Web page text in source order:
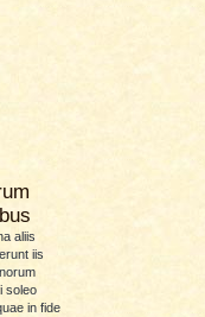
aliis
iis
soleo
in fide